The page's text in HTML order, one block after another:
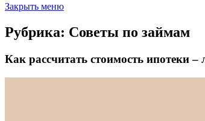
Закрыть меню
Рубрика: Советы по займам
Как рассчитать стоимость ипотеки